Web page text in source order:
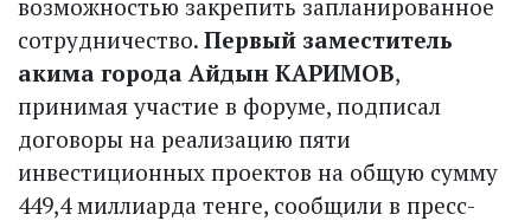
возможностью закрепить запланированное
сотрудничество. Первый заместитель
акима города Айдын КАРИМОВ,
принимая участие в форуме, подписал
договоры на реализацию пяти
инвестиционных проектов на общую сумму
449,4 миллиарда тенге, сообщили в пресс-